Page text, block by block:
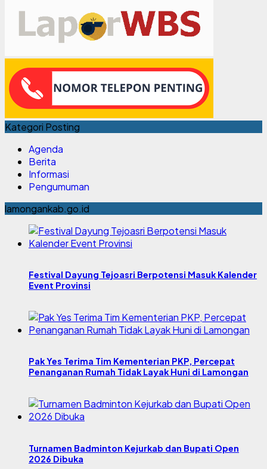
Kategori Posting
Agenda
Berita
Informasi
Pengumuman
lamongankab.go.id
Festival Dayung Tejoasri Berpotensi Masuk Kalender
Event Provinsi
Pak Yes Terima Tim Kementerian PKP, Percepat
Penanganan Rumah Tidak Layak Huni di Lamongan
Turnamen Badminton Kejurkab dan Bupati Open
2026 Dibuka